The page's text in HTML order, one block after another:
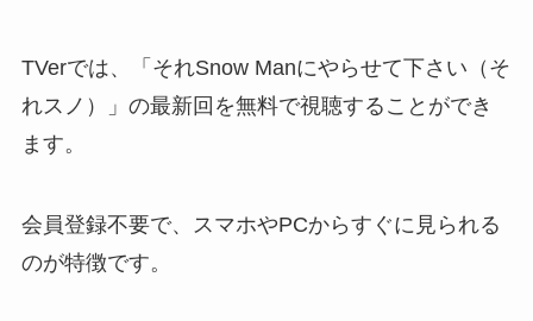
TVerでは、「それSnow Manにやらせて下さい（そ
れスノ）」の最新回を無料で視聴することができ
ます。
会員登録不要で、スマホやPCからすぐに見られる
のが特徴です。